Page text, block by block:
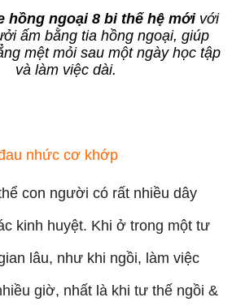
hồng ngoại 8 bi thế hệ mới với
ấm bằng tia hồng ngoại, giúp
mệt mỏi sau một ngày học tập
và làm việc dài.
nhức cơ khớp
con người có rất nhiều dây
kinh huyệt. Khi ở trong một tư
lâu, như khi ngồi, làm việc
giờ, nhất là khi tư thế ngồi &